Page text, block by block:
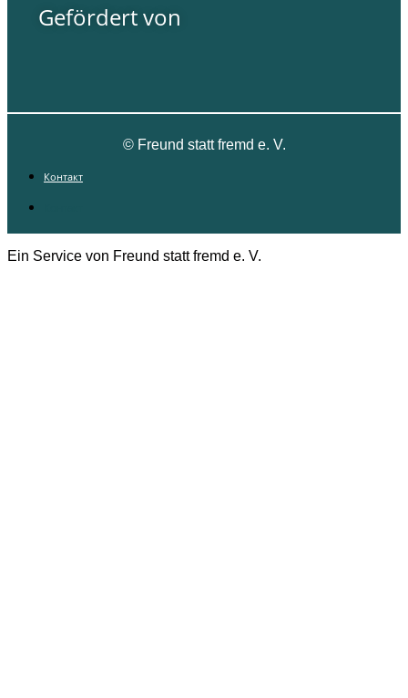
Gefördert von
©Freund statt fremd e. V.
Контакт
Ein Service von Freund statt fremd e. V.